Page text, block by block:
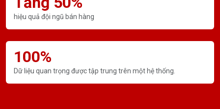
hiệu quả đội ngũ bán hàng
100%
Dữ liệu quan trọng được tập trung trên một hệ thống.